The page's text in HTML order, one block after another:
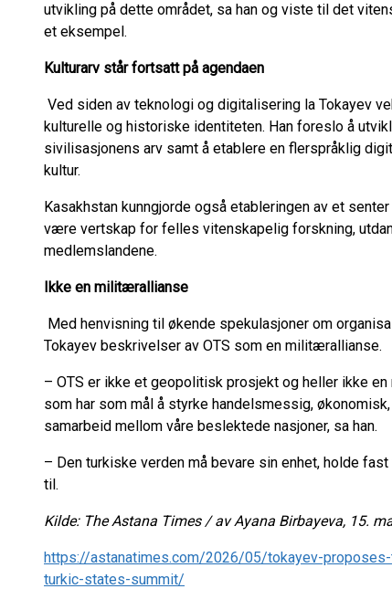
utvikling på dette området, sa han og viste til det
et eksempel.
Kulturarv står fortsatt på agendaen
Ved siden av teknologi og digitalisering la Tokayev
kulturelle og historiske identiteten. Han foreslo å
sivilisasjonens arv samt å etablere en flerspråklig
kultur.
Kasakhstan kunngjorde også etableringen av et
være vertskap for felles vitenskapelig forskning,
medlemslandene.
Ikke en militærallianse
Med henvisning til økende spekulasjoner om
Tokayev beskrivelser av OTS som en militærallianse.
– OTS er ikke et geopolitisk prosjekt og heller ikke
som har som mål å styrke handelsmessig,
samarbeid mellom våre beslektede nasjoner, sa han.
– Den turkiske verden må bevare sin enhet, holde
til.
Kilde: The Astana Times / av Ayana Birbayeva, 15.
https://astanatimes.com/2026/05/tokayev-
turkic-states-summit/